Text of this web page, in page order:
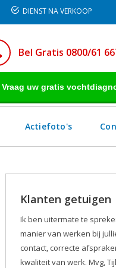
DIENST NA VERKOOP
Bel Gratis 0800/61
Vraag uw gratis
Actiefoto's
Klanten getuigen
Ik ben uitermate te
manier van werken bij
contact, correcte
kwaliteit van werk. Mvg,